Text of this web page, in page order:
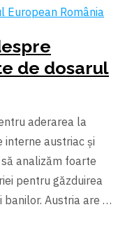
European România
de dosarul
aderarea la
interne austriac şi
analizăm foarte
pentru găzduirea
Austria are …